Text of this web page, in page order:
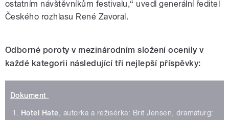
ostatním návštěvníkům festivalu,“ uvedl generální ředitel
Českého rozhlasu René Zavoral.
Odborné poroty v mezinárodním složení ocenily v
každé kategorii následující tři nejlepší příspěvky:
Dokument
Hotel Hate , autorka a režisérka: Brit Jensen, dramaturg: